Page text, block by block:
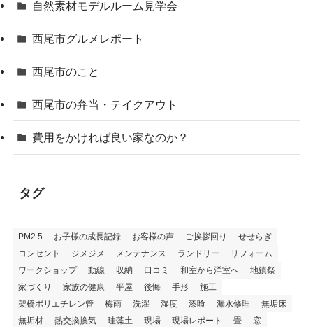
自然素材モデルルーム見学会
西尾市グルメレポート
西尾市のこと
西尾市の弁当・テイクアウト
費用をかければ良い家なのか？
タグ
PM2.5 お子様の成長記録 お客様の声 ご挨拶回り
せせらぎ
コンセント
ジメジメ メンテナンス ランドリー
リフォーム
ワークショップ
動線 収納 口コミ 和室から洋室へ
地鎮祭
家づくり
家族の健康 平屋 後悔 手形
施工
架橋ポリエチレン管
梅雨 洗濯 湿度 漆喰 漏水修理
無垢床
無垢材
熱交換換気 珪藻土 現場 現場レポート 畳
窓